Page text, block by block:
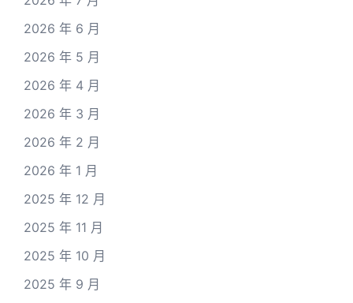
2026 年 6 月
2026 年 5 月
2026 年 4 月
2026 年 3 月
2026 年 2 月
2026 年 1 月
2025 年 12 月
2025 年 11 月
2025 年 10 月
2025 年 9 月